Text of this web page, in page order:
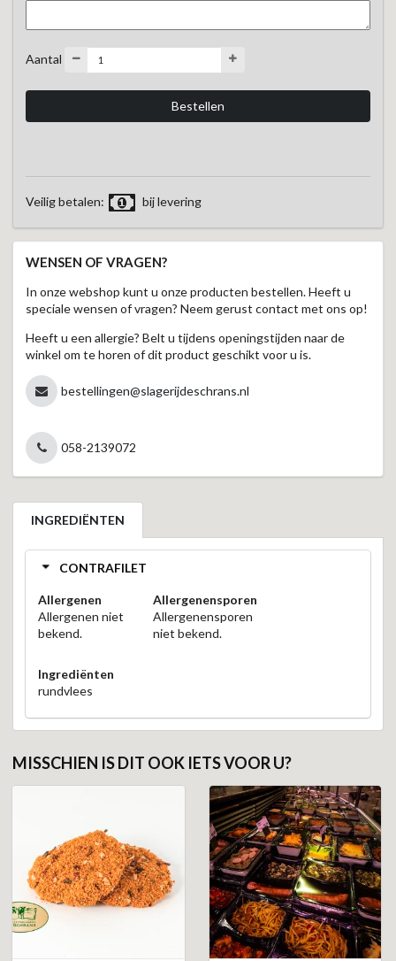
Aantal
Veilig betalen: bij levering
WENSEN OF VRAGEN?
In onze webshop kunt u onze producten bestellen. Heeft u
speciale wensen of vragen? Neem gerust contact met ons op!
Heeft u een allergie? Belt u tijdens openingstijden naar de
winkel om te horen of dit product geschikt voor u is.
bestellingen@slagerijdeschrans.nl
058-2139072
INGREDIËNTEN
CONTRAFILET
Allergenen
Allergenen niet
bekend.
Allergenensporen
Allergenensporen
niet bekend.
Ingrediënten
rundvlees
MISSCHIEN IS DIT OOK IETS VOOR U?